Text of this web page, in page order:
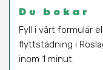
Du bokar
Fyll i vårt formulär
flyttstädning i
inom 1 minut.